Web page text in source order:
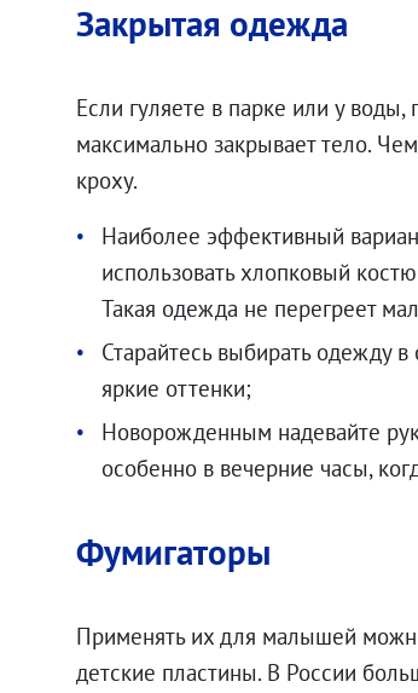
Закрытая одежда
Если гуляете в парке или у
максимально закрывает тело.
кроху.
Наиболее эффективный
использовать хлопковый
Такая одежда не перегреет
Старайтесь выбирать одежду
яркие оттенки;
Новорожденным надевайте
особенно в вечерние часы,
Фумигаторы
Применять их для малышей
детские пластины. В России